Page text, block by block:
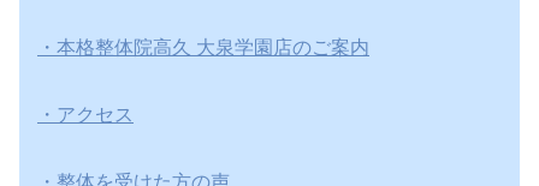
・本格整体院高久 大泉学園店のご案内
・アクセス